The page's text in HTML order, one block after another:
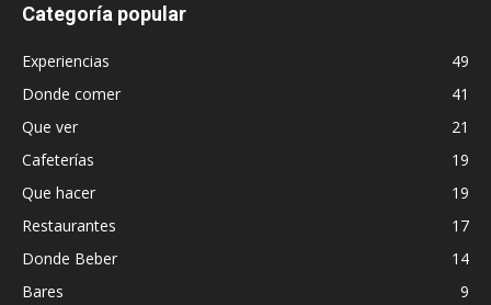
Categoría popular
Experiencias
49
Donde comer
41
Que ver
21
Cafeterías
19
Que hacer
19
Restaurantes
17
Donde Beber
14
Bares
9